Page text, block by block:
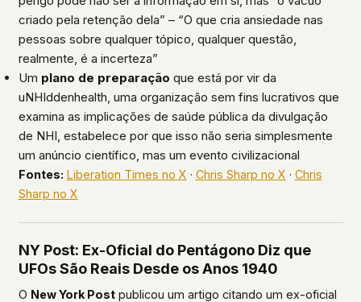
criado pela retenção dela” – “O que cria ansiedade nas
pessoas sobre qualquer tópico, qualquer questão,
realmente, é a incerteza”
Um plano de preparação que está por vir da
uNHIddenhealth, uma organização sem fins lucrativos que
examina as implicações de saúde pública da divulgação
de NHI, estabelece por que isso não seria simplesmente
um anúncio científico, mas um evento civilizacional
Fontes: Liberation Times no X · Chris Sharp no X · Chris
Sharp no X
NY Post: Ex-Oficial do Pentágono Diz que
UFOs São Reais Desde os Anos 1940
O New York Postpublicou um artigo citando um ex-oficial